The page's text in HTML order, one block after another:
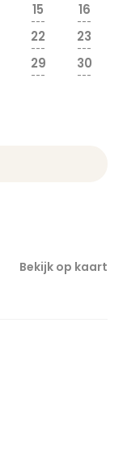
15
---
16
---
22
---
23
---
29
---
30
---
Bekijk op kaart